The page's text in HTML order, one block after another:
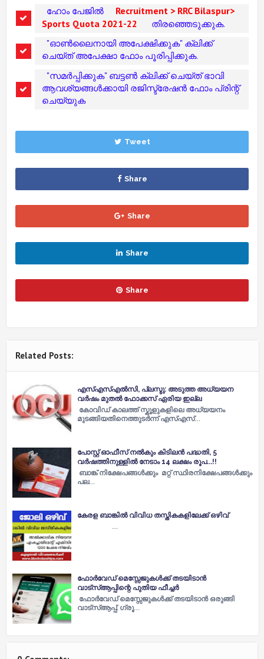
ഹോം പേജിൽ
Recruitment > RRC Bilaspur>
Sports Quota 2021-22
തിരഞ്ഞെടുക്കുക.
"ഓൺലൈനായി അപേക്ഷിക്കുക" ക്ലിക്ക്
ചെയ്ത് അപേക്ഷാ ഫോം പൂരിപ്പിക്കുക.
"സമർപ്പിക്കുക" ബട്ടൺ ക്ലിക്ക് ചെയ്ത് ഭാവി
ആവശ്യങ്ങൾക്കായി രജിസ്ട്രേഷൻ ഫോം പ്രിന്റ്
ചെയ്യുക
Tweet
Share
Share
Share
Share
Related Posts:
എസ്എസ്എൽസി, പ്ലസ്ടു: അടുത്ത അധ്യയന
വർഷം മുതൽ ഫോക്കസ് ഏരിയ ഇല്ല
കോവിഡ് കാലത്ത് സ്കൂളുകളിലെ അധ്യയനം
മുടങ്ങിയതിനെത്തുടർന്ന് എസ്എസ്…
പോസ്റ്റ് ഓഫീസ് നല്‍കും കിടിലന്‍ പദ്ധതി, 5
വർഷത്തിനുള്ളിൽ നേടാം 14 ലക്ഷം രൂപ...!!
ബാങ്ക് നിക്ഷേപങ്ങള്‍ക്കും മറ്റ് സ്ഥിരനിക്ഷേപങ്ങള്‍ക്കും
പല…
കേരള ബാങ്കില്‍ വിവിധ തസ്തികകളിലേക്ക് ഒഴിവ്
…
ഫോര്‍വേഡ് മെസ്സേജുകള്‍ക്ക് തടയിടാന്‍
വാ‌ട്സ്‌ആപ്പിന്റെ പുതിയ ഫീച്ചര്‍
ഫോര്‍വേഡ് മെസ്സേജുകള്‍ക്ക് തടയിടാന്‍ ഒരുങ്ങി
വാ‌ട്സ്‌ആപ്പ്. ഗ്രൂ…